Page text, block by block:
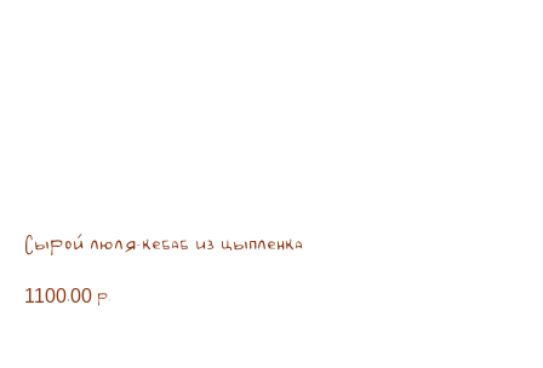
Сырой люля-кебаб из цыпленка
1100,00 р.